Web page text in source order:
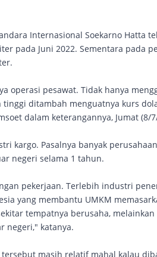
Internasional Soekarno Hatta
pada Juni 2022. Sementara pada
operasi pesawat. Tidak hanya
ditambah menguatnya kurs
dalam keterangannya, Jumat (8/
kargo. Pasalnya banyak
negeri selama 1 tahun.
pekerjaan. Terlebih industri
yang membantu UMKM
tempatnya berusaha,
negeri," katanya.
masih relatif mahal kalau